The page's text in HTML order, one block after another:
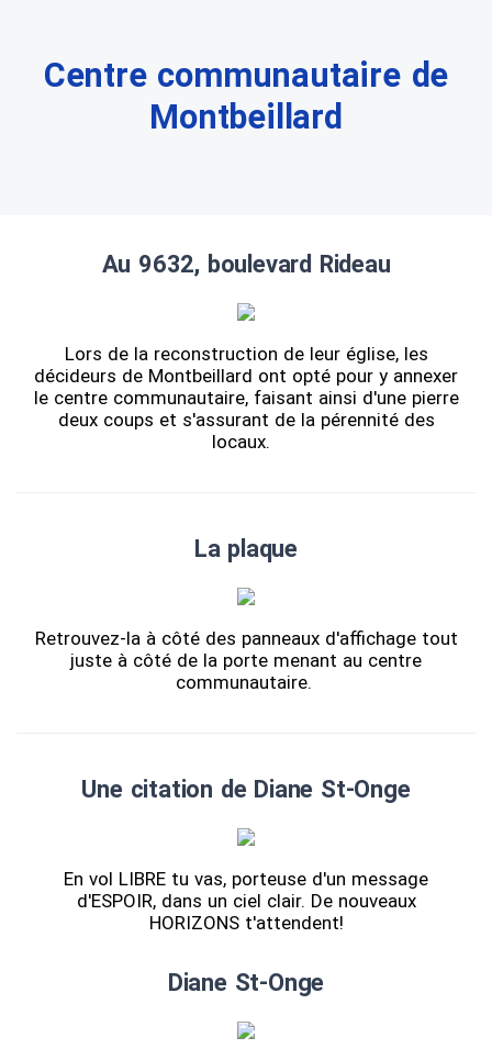
Centre communautaire de
Montbeillard
Au 9632, boulevard Rideau
Lors de la reconstruction de leur église, les
décideurs de Montbeillard ont opté pour y annexer
le centre communautaire, faisant ainsi d'une pierre
deux coups et s'assurant de la pérennité des
locaux.
La plaque
Retrouvez-la à côté des panneaux d'affichage tout
juste à côté de la porte menant au centre
communautaire.
Une citation de Diane St-Onge
En vol LIBRE tu vas, porteuse d'un message
d'ESPOIR, dans un ciel clair. De nouveaux
HORIZONS t'attendent!
Diane St-Onge